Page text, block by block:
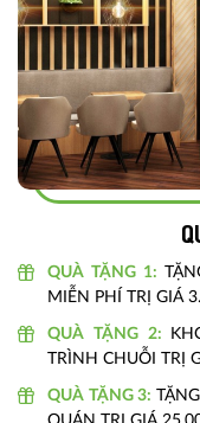
QUÀ TẶNG 1:
MIỄN PHÍ TRỊ GIÁ
QUÀ TẶNG 2:
TRÌNH CHUỖI TRỊ
QUÀ TẶNG 3: